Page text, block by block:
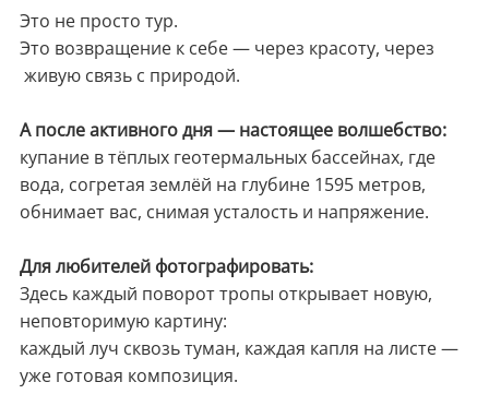
Это не просто тур.
Это возвращение к себе — через красоту, через
живую связь с природой.
А после активного дня — настоящее волшебство:
купание в тёплых геотермальных бассейнах, где
вода, согретая землёй на глубине 1595 метров,
обнимает вас, снимая усталость и напряжение.
Для любителей фотографировать:
Здесь каждый поворот тропы открывает новую,
неповторимую картину:
каждый луч сквозь туман, каждая капля на листе —
уже готовая композиция.